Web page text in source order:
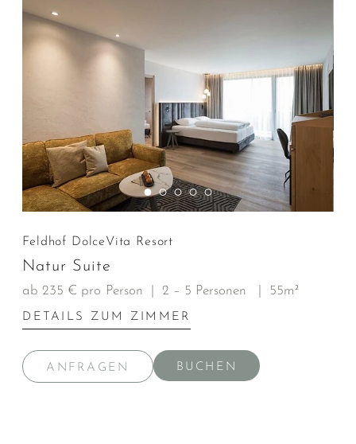
Feldhof DolceVita Resort
Natur Suite
ab 235 € pro Person 2 – 5 Personen 55m²
DETAILS ZUM ZIMMER
ANFRAGEN BUCHEN